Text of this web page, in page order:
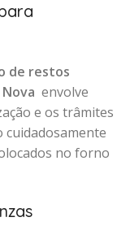
de restos
envolve
e os trâmites
cuidadosamente
no forno